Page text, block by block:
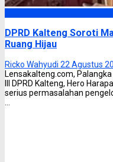
DPRD Kalteng Soroti
Ruang Hijau
Ricko Wahyudi 22 Agustus
Lensakalteng.com,
III DPRD Kalteng, Hero
serius permasalahan